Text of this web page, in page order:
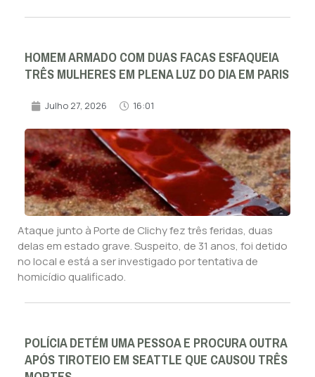
HOMEM ARMADO COM DUAS FACAS ESFAQUEIA
TRÊS MULHERES EM PLENA LUZ DO DIA EM PARIS
Julho 27, 2026 16:01
Ataque junto à Porte de Clichy fez três feridas, duas
delas em estado grave. Suspeito, de 31 anos, foi detido
no local e está a ser investigado por tentativa de
homicídio qualificado.
POLÍCIA DETÉM UMA PESSOA E PROCURA OUTRA
APÓS TIROTEIO EM SEATTLE QUE CAUSOU TRÊS